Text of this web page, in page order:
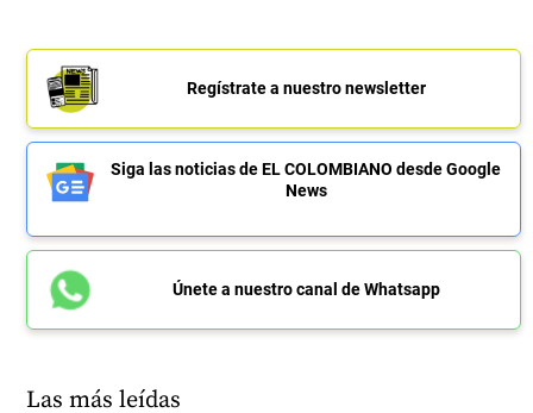
Regístrate a nuestro newsletter
Siga las noticias de EL COLOMBIANO desde Google
News
Únete a nuestro canal de Whatsapp
Las más leídas